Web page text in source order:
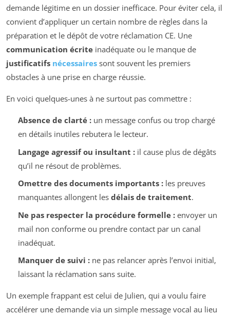
demande légitime en un dossier inefficace. Pour éviter cela, il
convient d’appliquer un certain nombre de règles dans la
préparation et le dépôt de votre réclamation CE. Une
communication écrite inadéquate ou le manque de
justificatifs nécessaires sont souvent les premiers
obstacles à une prise en charge réussie.
En voici quelques-unes à ne surtout pas commettre :
Absence de clarté :un message confus ou trop chargé
en détails inutiles rebutera le lecteur.
Langage agressif ou insultant :il cause plus de dégâts
qu’il ne résout de problèmes.
Omettre des documents importants :les preuves
manquantes allongent les délais de traitement.
Ne pas respecter la procédure formelle :envoyer un
mail non conforme ou prendre contact par un canal
inadéquat.
Manquer de suivi :ne pas relancer après l’envoi initial,
laissant la réclamation sans suite.
Un exemple frappant est celui de Julien, qui a voulu faire
accélérer une demande via un simple message vocal au lieu